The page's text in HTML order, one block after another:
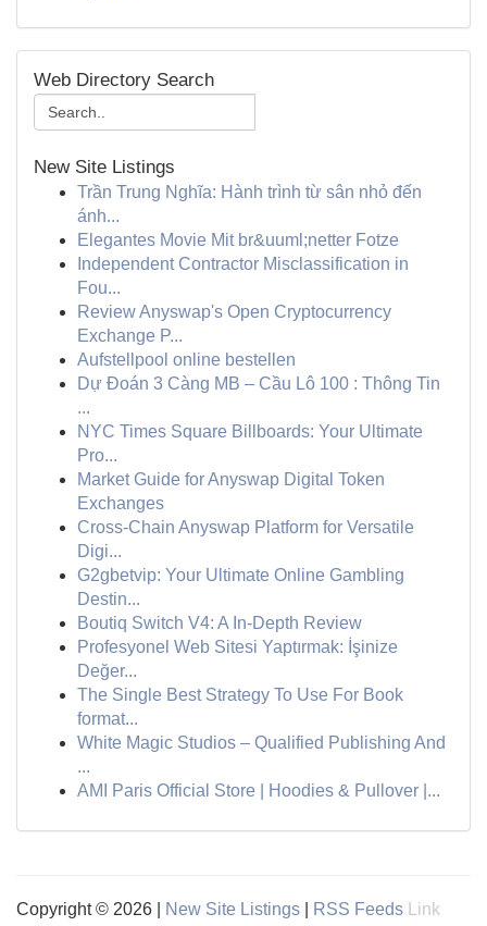
Web Directory Search
New Site Listings
Trần Trung Nghĩa: Hành trình từ sân nhỏ đến
ánh...
Elegantes Movie Mit br&uuml;netter Fotze
Independent Contractor Misclassification in
Fou...
Review Anyswap's Open Cryptocurrency
Exchange P...
Aufstellpool online bestellen
Dự Đoán 3 Càng MB – Cầu Lô 100 : Thông Tin
...
NYC Times Square Billboards: Your Ultimate
Pro...
Market Guide for Anyswap Digital Token
Exchanges
Cross-Chain Anyswap Platform for Versatile
Digi...
G2gbetvip: Your Ultimate Online Gambling
Destin...
Boutiq Switch V4: A In-Depth Review
Profesyonel Web Sitesi Yaptırmak: İşinize
Değer...
The Single Best Strategy To Use For Book
format...
White Magic Studios – Qualified Publishing And
...
AMI Paris Official Store | Hoodies & Pullover |...
Copyright © 2026 | New Site Listings RSS Feeds
Link